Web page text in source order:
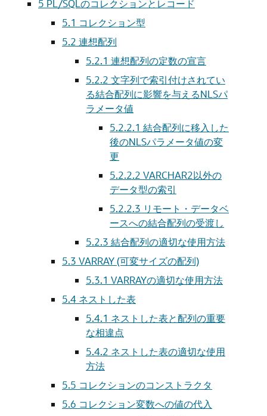
5 PL/SQLのコレクションとレコード
5.1 コレクション型
5.2 連想配列
5.2.1 連想配列の定数の宣言
5.2.2 文字列で索引付けされてい
る結合配列に影響を与えるNLSパ
ラメータ値
5.2.2.1 結合配列に移入した
後のNLSパラメータ値の変
更
5.2.2.2 VARCHAR2以外の
データ型の索引
5.2.2.3 リモート・データベ
ースへの結合配列の受渡し
5.2.3 結合配列の適切な使用方法
5.3 VARRAY (可変サイズの配列)
5.3.1 VARRAYの適切な使用方法
5.4 ネストした表
5.4.1 ネストした表と配列の重要
な相違点
5.4.2 ネストした表の適切な使用
方法
5.5 コレクションのコンストラクタ
5.6 コレクション変数への値の代入